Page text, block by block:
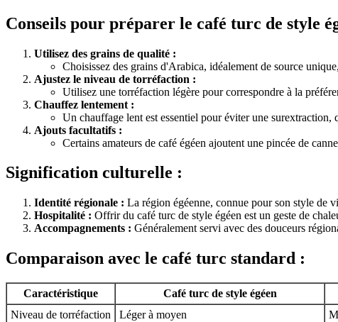
Conseils pour préparer le café turc de style
Utilisez des grains de qualité :
Choisissez des grains d'Arabica, idéalement de source
Ajustez le niveau de torréfaction :
Utilisez une torréfaction légère pour correspondre à la
Chauffez lentement :
Un chauffage lent est essentiel pour éviter une surextraction,
Ajouts facultatifs :
Certains amateurs de café égéen ajoutent une pincée de
Signification culturelle :
Identité régionale : La région égéenne, connue pour son style de
Hospitalité : Offrir du café turc de style égéen est un geste de
Accompagnements : Généralement servi avec des douceurs
Comparaison avec le café turc standard :
Caractéristique Café turc de style égéen
Niveau de torréfaction
Léger à moyen